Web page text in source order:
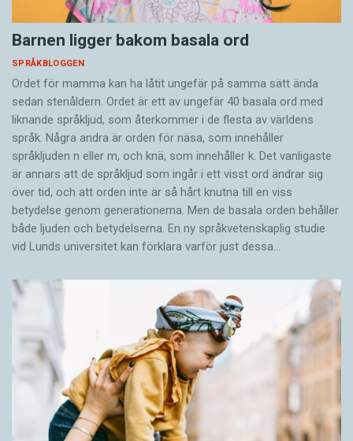
Barnen ligger bakom basala ord
SPRÅKBLOGGEN
Ordet för mamma kan ha låtit ungefär på samma sätt ända
sedan stenåldern. Ordet är ett av ungefär 40 basala ord med
liknande språkljud, som återkommer i de flesta av världens
språk. Några andra är orden för näsa, som innehåller
språkljuden n eller m, och knä, som innehåller k. Det vanligaste
är annars att de språkljud som ingår i ett visst ord ändrar sig
över tid, och att orden inte är så hårt knutna till en viss
betydelse genom generationerna. Men de basala orden behåller
både ljuden och betydelserna. En ny språkvetenskaplig studie
vid Lunds universitet kan förklara varför just dessa…